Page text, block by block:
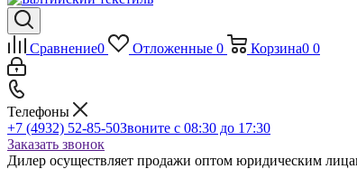
Сравнение0 Отложенные 0 Корзина0 0
Телефоны
+7 (4932) 52-85-50Звоните с 08:30 до 17:30
Заказать звонок
Дилер осуществляет продажи оптом юридическим